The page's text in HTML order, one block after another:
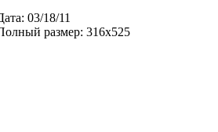
03/18/11
размер: 316x525